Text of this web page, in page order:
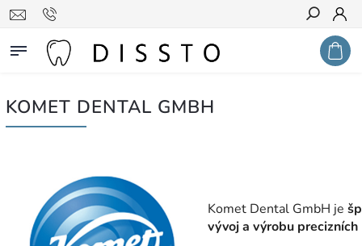
Hledat
KOMET DENTAL GMBH
Komet Dental GmbH je
vývoj a výrobu